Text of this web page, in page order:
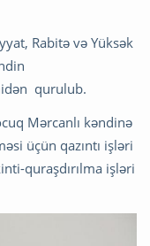
Rabitə və Yüksək
qurulub.
Mərcanlı kəndinə
üçün qazıntı işləri
quraşdırılma işləri